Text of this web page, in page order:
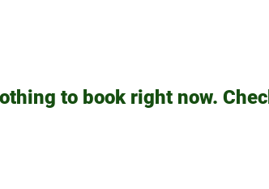
to book right now.